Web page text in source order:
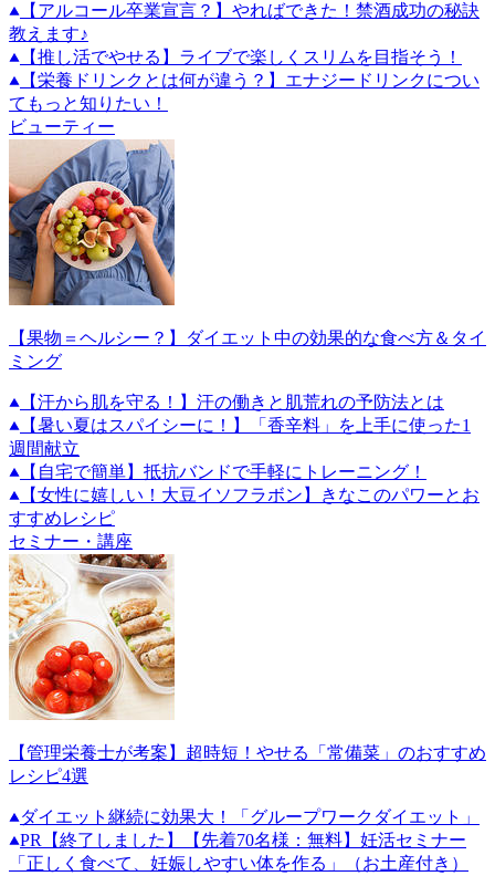
【アルコール卒業宣言？】やればできた！禁酒成功の秘訣
教えます♪
【推し活でやせる】ライブで楽しくスリムを目指そう！
【栄養ドリンクとは何が違う？】エナジードリンクについ
てもっと知りたい！
ビューティー
【果物＝ヘルシー？】ダイエット中の効果的な食べ方＆タイ
ミング
【汗から肌を守る！】汗の働きと肌荒れの予防法とは
【暑い夏はスパイシーに！】「香辛料」を上手に使った1
週間献立
【自宅で簡単】抵抗バンドで手軽にトレーニング！
【女性に嬉しい！大豆イソフラボン】きなこのパワーとお
すすめレシピ
セミナー・講座
【管理栄養士が考案】超時短！やせる「常備菜」のおすすめ
レシピ4選
ダイエット継続に効果大！「グループワークダイエット」
PR 【終了しました】【先着70名様：無料】妊活セミナー
「正しく食べて、妊娠しやすい体を作る」（お土産付き）